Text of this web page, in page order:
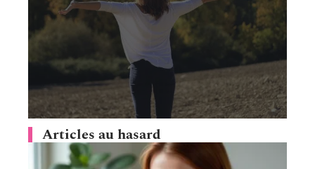
Articles au hasard